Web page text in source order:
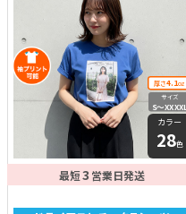
厚さ4.1oz
サイズ
S〜XXXXL
カラー
28色
最短3 営業日発送